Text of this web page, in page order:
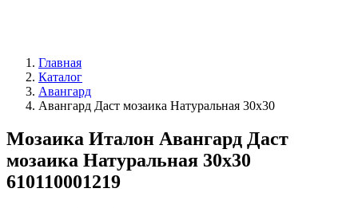
Главная
Каталог
Авангард
Авангард Даст мозаика Натуральная 30x30
Мозаика Италон Авангард Даст
мозаика Натуральная 30x30
610110001219